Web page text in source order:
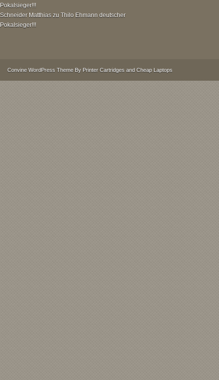
Pokalsieger!!!
Schneider Matthias zu Thilo Ehmann deutscher
Pokalsieger!!!
Convine WordPress Theme By Printer Cartridges and Cheap Laptops